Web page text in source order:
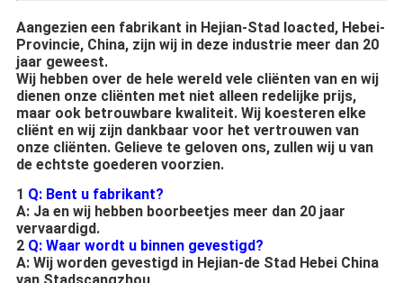
Aangezien een fabrikant in Hejian-Stad loacted, Hebei-
Provincie, China, zijn wij in deze industrie meer dan 20
jaar geweest.
Wij hebben over de hele wereld vele cliënten van en wij
dienen onze cliënten met niet alleen redelijke prijs,
maar ook betrouwbare kwaliteit. Wij koesteren elke
cliënt en wij zijn dankbaar voor het vertrouwen van
onze cliënten. Gelieve te geloven ons, zullen wij u van
de echtste goederen voorzien.
1 Q: Bent u fabrikant?
A: Ja en wij hebben boorbeetjes meer dan 20 jaar
vervaardigd.
2 Q: Waar wordt u binnen gevestigd?
A: Wij worden gevestigd in Hejian-de Stad Hebei China